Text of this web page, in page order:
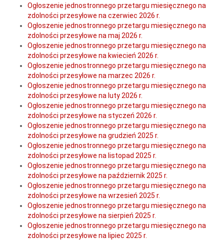
Ogłoszenie jednostronnego przetargu miesięcznego na
zdolności przesyłowe na czerwiec 2026 r.
Ogłoszenie jednostronnego przetargu miesięcznego na
zdolności przesyłowe na maj 2026 r.
Ogłoszenie jednostronnego przetargu miesięcznego na
zdolności przesyłowe na kwiecień 2026 r.
Ogłoszenie jednostronnego przetargu miesięcznego na
zdolności przesyłowe na marzec 2026 r.
Ogłoszenie jednostronnego przetargu miesięcznego na
zdolności przesyłowe na luty 2026 r.
Ogłoszenie jednostronnego przetargu miesięcznego na
zdolności przesyłowe na styczeń 2026 r.
Ogłoszenie jednostronnego przetargu miesięcznego na
zdolności przesyłowe na grudzień 2025 r.
Ogłoszenie jednostronnego przetargu miesięcznego na
zdolności przesyłowe na listopad 2025 r.
Ogłoszenie jednostronnego przetargu miesięcznego na
zdolności przesyłowe na październik 2025 r.
Ogłoszenie jednostronnego przetargu miesięcznego na
zdolności przesyłowe na wrzesień 2025 r.
Ogłoszenie jednostronnego przetargu miesięcznego na
zdolności przesyłowe na sierpień 2025 r.
Ogłoszenie jednostronnego przetargu miesięcznego na
zdolności przesyłowe na lipiec 2025 r.